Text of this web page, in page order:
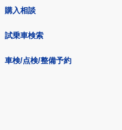
購入相談
試乗車検索
車検/点検/整備予約